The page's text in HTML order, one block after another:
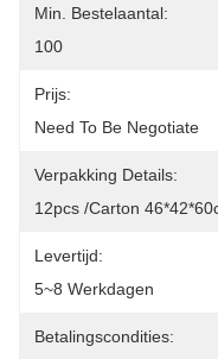
Min. Bestelaantal:
100
Prijs:
Need To Be Negotiate
Verpakking Details:
12pcs /carton
Levertijd:
5~8 Werkdagen
Betalingscondities: